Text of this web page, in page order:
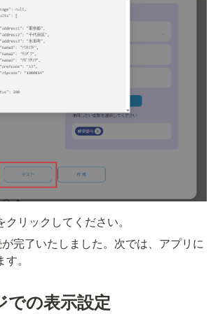
クリックしてください。
完了いたしました。次では、アプリに
。
での表示設定